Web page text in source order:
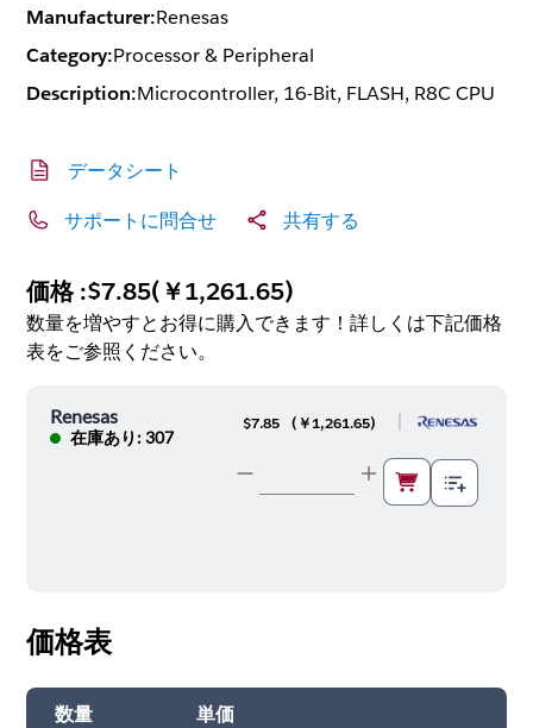
Manufacturer:Renesas
Category:Processor & Peripheral
Description:Microcontroller, 16-Bit, FLASH, R8C CPU
データシート
サポートに問合せ 共有する
価格 :$7.85(￥1,261.65)
数量を増やすとお得に購入できます！詳しくは下記価格
表をご参照ください。
Renesas
在庫あり: 307
$7.85 ( ￥1,261.65)
価格表
数量 単価